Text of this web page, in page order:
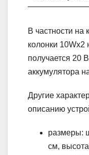
В частности на
колонки 10Wх2
получается 20
аккумулятора
Другие
описанию
размеры:
см,